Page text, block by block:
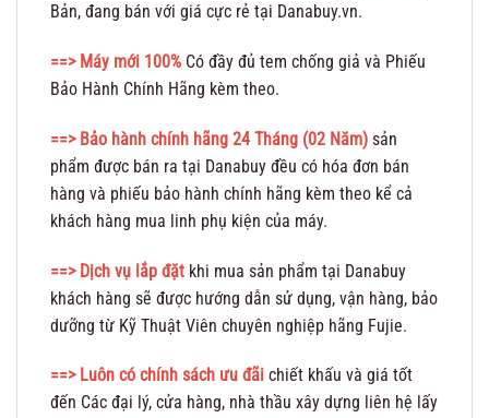
Bản, đang bán với giá cực rẻ tại Danabuy.vn.
==> Máy mới 100% Có đầy đủ tem chống giả và Phiếu
Bảo Hành Chính Hãng kèm theo.
==> Bảo hành chính hãng 24 Tháng (02 Năm) sản
phẩm được bán ra tại Danabuy đều có hóa đơn bán
hàng và phiếu bảo hành chính hãng kèm theo kể cả
khách hàng mua linh phụ kiện của máy.
==> Dịch vụ lắp đặt khi mua sản phẩm tại Danabuy
khách hàng sẽ được hướng dẫn sử dụng, vận hàng, bảo
dưỡng từ Kỹ Thuật Viên chuyên nghiệp hãng Fujie.
==> Luôn có chính sách ưu đãi chiết khấu và giá tốt
đến Các đại lý, cửa hàng, nhà thầu xây dựng liên hệ lấy